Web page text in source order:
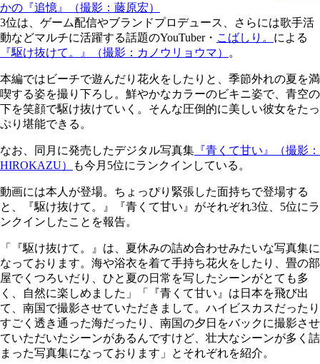
かの『追憶』（撮影：藤原宏）
3位は、ゲーム配信やブランドプロデュース、さらには歌手活
動などマルチに活躍する話題のYouTuber・ こばしり。 による
『駆け抜けて。』（撮影：カノウリョウマ）
。
本編ではビーチで遊んだり花火をしたりと、季節外れの夏を満
喫する姿を撮り下ろし。鮮やかなカラーのビキニ姿で、青空の
下を笑顔で駆け抜けていく。そんな圧倒的に美しい彼女をたっ
ぷり堪能できる。
なお、同月に発売したデジタル写真集 『青くて甘い』（撮影：
HIROKAZU）
も今月5位にランクインしている。
動画には本人が登場。ちょっぴり緊張した面持ちで登場する
と、『駆け抜けて。』『青くて甘い』がそれぞれ3位、5位にラ
ンクインしたことを報告。
「『駆け抜けて。』は、夏休みの詰め合わせみたいな写真集に
なっております。海や浴衣を着て手持ち花火をしたり、畳の部
屋でくつろいだり、ひと夏の日常を写したシーンがとても多
く、自然に楽しめました」「『青くて甘い』は日本を飛び出
て、南国で撮影させていただきまして。ハイビスカスだったり
すごく透き通った海だったり、南国の夕日をバックに撮影させ
ていただいたシーンがあるんですけど、壮大なシーンが多く詰
まった写真集になっております」とそれぞれを紹介。